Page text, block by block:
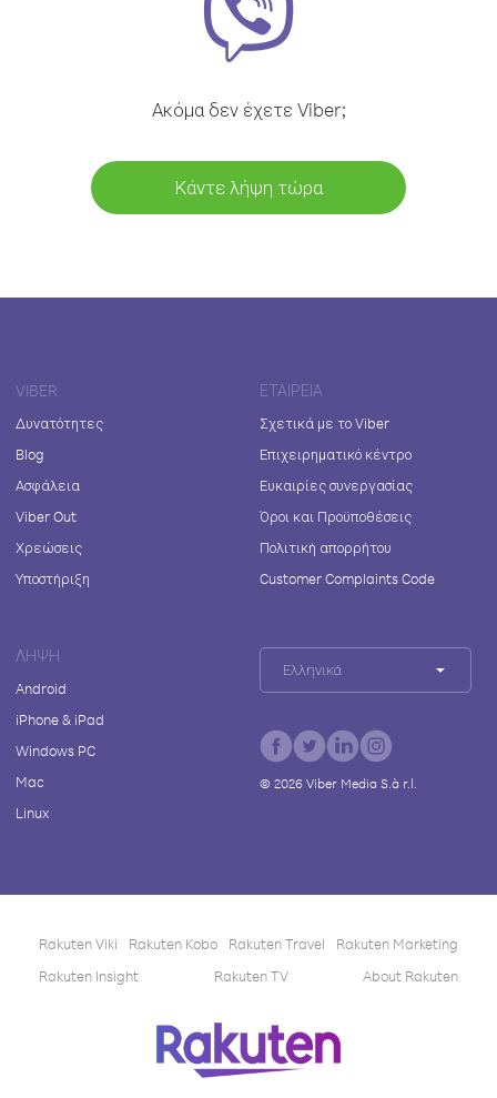
Ακόμα δεν έχετε Viber;
Κάντε λήψη τώρα
VIBER
Δυνατότητες
Blog
Ασφάλεια
Viber Out
Χρεώσεις
Υποστήριξη
ΕΤΑΙΡΕΊΑ
Σχετικά με το Viber
Επιχειρηματικό κέντρο
Ευκαιρίες συνεργασίας
Όροι και Προϋποθέσεις
Πολιτική απορρήτου
Customer Complaints Code
ΛΉΨΗ
Android
iPhone & iPad
Windows PC
Mac
Linux
Ελληνικά
© 2026Viber Media S.à r.l.
Rakuten Viki Rakuten Kobo Rakuten Travel
Rakuten Marketing
Rakuten Insight
Rakuten TV About Rakuten